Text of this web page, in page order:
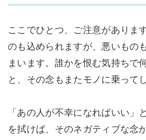
ここでひとつ、ご注意がありま
のも込められますが、悪いもの
まいます。誰かを恨む気持ちで
と、その念もまたモノに乗って
「あの人が不幸になればいい」
を拭けば、そのネガティブな念